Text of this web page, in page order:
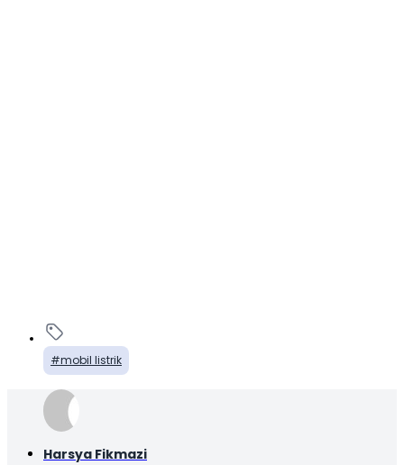
mobil listrik
Harsya Fikmazi